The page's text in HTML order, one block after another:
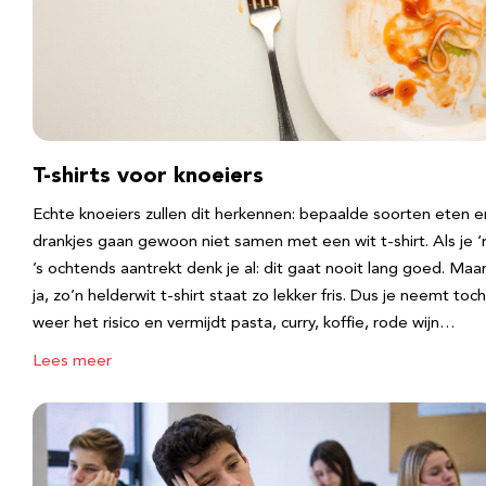
T-shirts voor knoeiers
Echte knoeiers zullen dit herkennen: bepaalde soorten eten
drankjes gaan gewoon niet samen met een wit t-shirt. Als je
’s ochtends aantrekt denk je al: dit gaat nooit lang goed. Maar
ja, zo’n helderwit t-shirt staat zo lekker fris. Dus je neemt toch
weer het risico en vermijdt pasta, curry, koffie, rode wijn…
Lees meer